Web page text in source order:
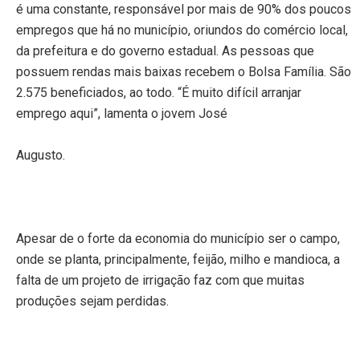
é uma constante, responsável por mais de 90% dos poucos
empregos que há no município, oriundos do comércio local,
da prefeitura e do governo estadual. As pessoas que
possuem rendas mais baixas recebem o Bolsa Família. São
2.575 beneficiados, ao todo. “É muito difícil arranjar
emprego aqui”, lamenta o jovem José
Augusto.
Apesar de o forte da economia do município ser o campo,
onde se planta, principalmente, feijão, milho e mandioca, a
falta de um projeto de irrigação faz com que muitas
produções sejam perdidas.